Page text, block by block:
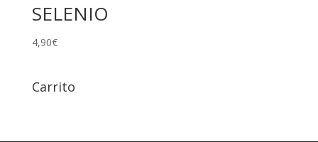
SELENIO
4,90€
Carrito